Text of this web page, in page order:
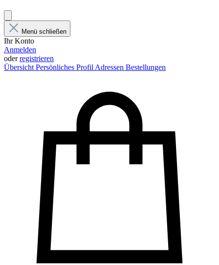
Menü schließen
Ihr Konto
Anmelden
oderregistrieren
Übersicht Persönliches Profil Adressen Bestellungen